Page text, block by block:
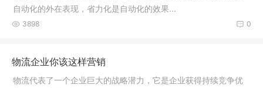
自动化的外在表现，省力化是自动化的效果...
0
3898
物流企业你该这样营销
物流代表了一个企业巨大的战略潜力，它是企业获得持续竞争优